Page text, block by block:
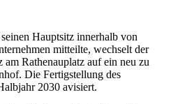
Hauptsitz innerhalb von
mitteilte, wechselt der
Rathenauplatz auf ein neu zu
Die Fertigstellung des
2030 avisiert.